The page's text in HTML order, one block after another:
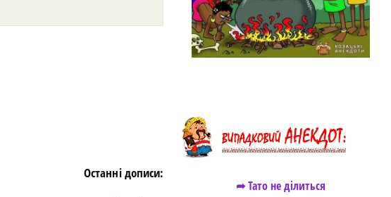
Останні дописи:
➦ Тато не ділиться